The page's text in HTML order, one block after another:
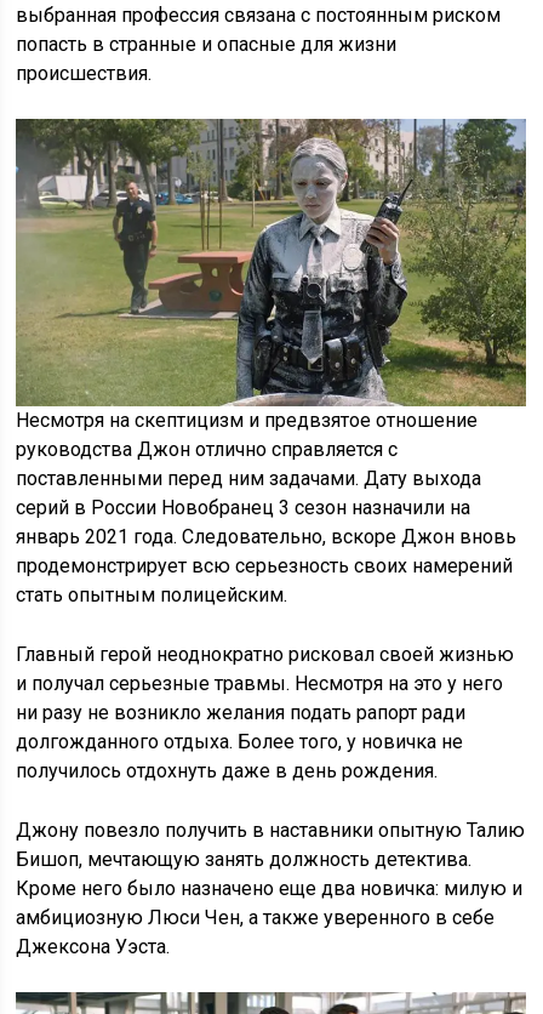
выбранная профессия связана с постоянным риском
попасть в странные и опасные для жизни
происшествия.
Несмотря на скептицизм и предвзятое отношение
руководства Джон отлично справляется с
поставленными перед ним задачами. Дату выхода
серий в России Новобранец 3 сезон назначили на
январь 2021 года. Следовательно, вскоре Джон вновь
продемонстрирует всю серьезность своих намерений
стать опытным полицейским.
Главный герой неоднократно рисковал своей жизнью
и получал серьезные травмы. Несмотря на это у него
ни разу не возникло желания подать рапорт ради
долгожданного отдыха. Более того, у новичка не
получилось отдохнуть даже в день рождения.
Джону повезло получить в наставники опытную Талию
Бишоп, мечтающую занять должность детектива.
Кроме него было назначено еще два новичка: милую и
амбициозную Люси Чен, а также уверенного в себе
Джексона Уэста.